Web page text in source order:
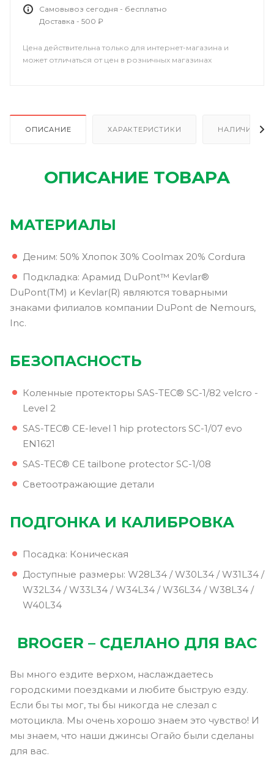
Самовывоз сегодня - бесплатно
Доставка - 500 ₽
Цена действительна только для интернет-магазина и
может отличаться от цен в розничных магазинах
ОПИСАНИЕ ХАРАКТЕРИСТИКИ НАЛИЧИЕ В
ОПИСАНИЕ ТОВАРА
МАТЕРИАЛЫ
Деним: 50% Хлопок 30% Coolmax 20% Cordura
Подкладка: Арамид DuPont™ Kevlar®
DuPont(TM) и Kevlar(R) являются товарными
знаками филиалов компании DuPont de Nemours,
Inc.
БЕЗОПАСНОСТЬ
Коленные протекторы SAS-TEC® SC-1/82 velcro -
Level 2
SAS-TEC® CE-level 1 hip protectors SC-1/07 evo
EN1621
SAS-TEC® CE tailbone protector SC-1/08
Светоотражающие детали
ПОДГОНКА И КАЛИБРОВКА
Посадка: Коническая
Доступные размеры: W28L34 / W30L34 / W31L34 /
W32L34 / W33L34 / W34L34 / W36L34 / W38L34 /
W40L34
BROGER – СДЕЛАНО ДЛЯ ВАС
Вы много ездите верхом, наслаждаетесь
городскими поездками и любите быструю езду.
Если бы ты мог, ты бы никогда не слезал с
мотоцикла. Мы очень хорошо знаем это чувство! И
мы знаем, что наши джинсы Огайо были сделаны
для вас.